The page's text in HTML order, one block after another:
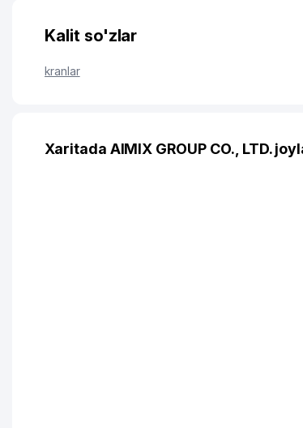
Kalit so'zlar
kranlar
Xaritada AIMIX GROUP CO., LTD.